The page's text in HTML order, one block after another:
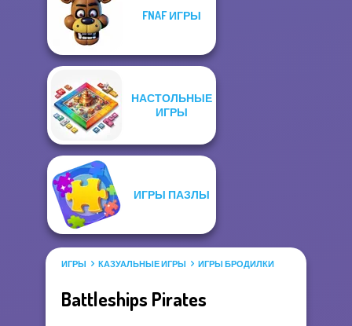
FNAF ИГРЫ
НАСТОЛЬНЫЕ
ИГРЫ
ИГРЫ ПАЗЛЫ
ИГРЫ КАЗУАЛЬНЫЕ ИГРЫ ИГРЫ БРОДИЛКИ
Battleships Pirates